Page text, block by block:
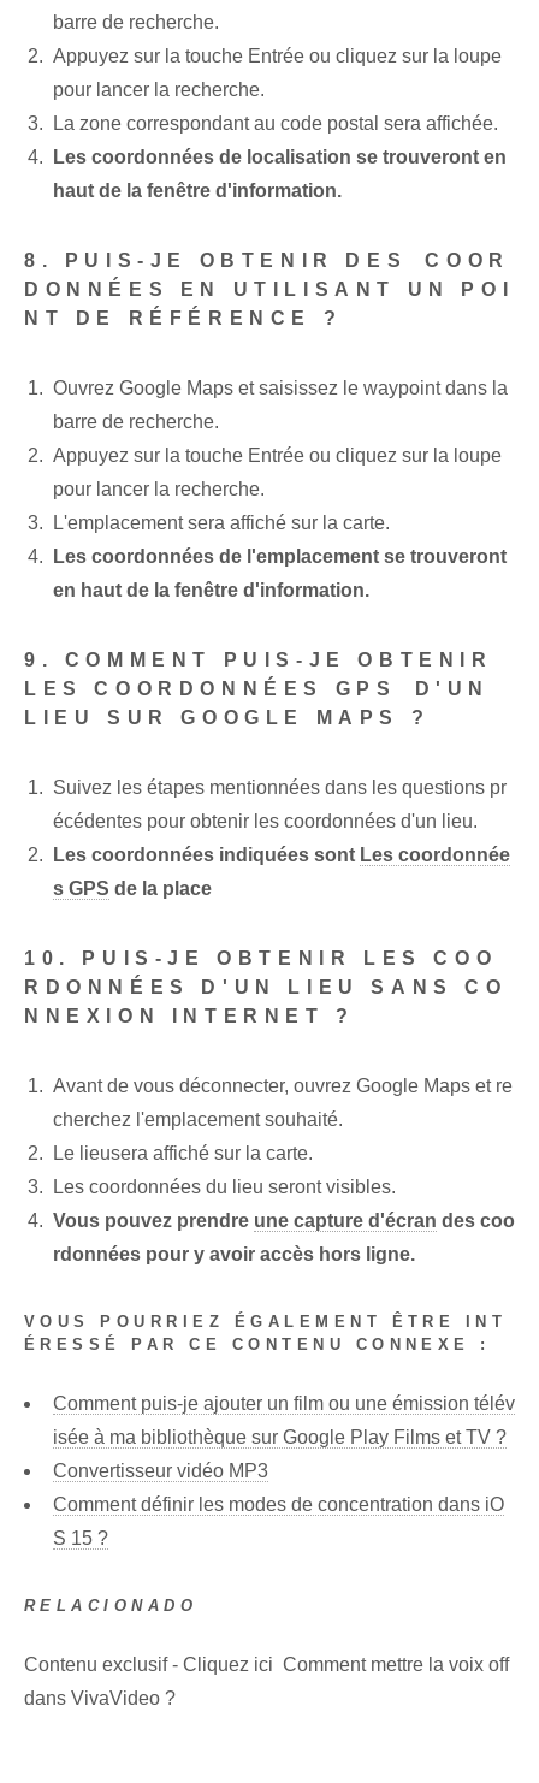
barre de recherche.
Appuyez sur la touche Entrée ou cliquez sur la loupe
pour lancer la recherche.
La zone correspondant au code postal sera affichée.
Les coordonnées de localisation se trouveront en
haut de la fenêtre d'information.
8. PUIS-JE OBTENIR DES ⁤COOR
DONNÉES‌ EN UTILISANT UN POI
NT DE RÉFÉRENCE ?
Ouvrez Google Maps​ et saisissez le waypoint dans la
barre de recherche.
Appuyez sur la touche Entrée ou cliquez sur la loupe
pour lancer la recherche.
L'emplacement sera affiché sur la carte.
Les coordonnées de l'emplacement se trouveront
en haut de la fenêtre d'information.
9. COMMENT PUIS-JE OBTENIR
LES COORDONNÉES GPS⁤ D'UN
LIEU SUR GOOGLE MAPS ?
Suivez les étapes mentionnées dans les questions pr
écédentes pour obtenir les coordonnées d'un lieu.
Les coordonnées indiquées sont Les coordonnée
s GPS de la place
10. PUIS-JE OBTENIR LES COO
RDONNÉES D'UN LIEU SANS CO
NNEXION INTERNET ?
Avant de vous déconnecter, ouvrez Google Maps et re
cherchez l'emplacement souhaité.
Le ⁢lieu‌sera affiché sur la ⁢carte.
Les coordonnées du lieu seront visibles.
Vous pouvez prendre une capture d'écran ‌des coo
rdonnées​ pour y avoir accès hors ligne.
VOUS POURRIEZ ÉGALEMENT ÊTRE INT
ÉRESSÉ PAR CE CONTENU CONNEXE :
Comment puis-je ajouter un film ou une émission télév
isée à ma bibliothèque sur Google Play Films et TV ?
Convertisseur vidéo MP3
Comment définir les modes de concentration dans iO
S 15 ?
RELACIONADO
Contenu exclusif - Cliquez ici Comment mettre la voix off
dans VivaVideo ?